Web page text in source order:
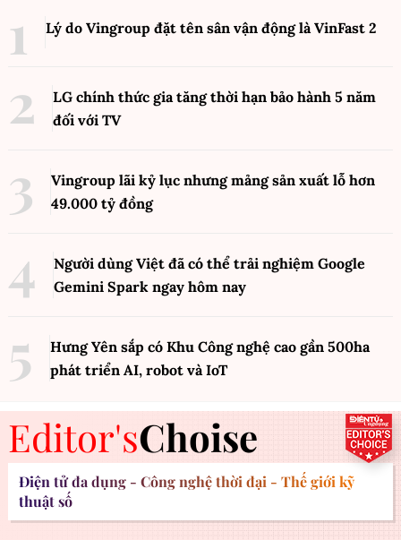
Lý do Vingroup đặt tên sân vận động là VinFast 2
LG chính thức gia tăng thời hạn bảo hành 5 năm
đối với TV
Vingroup lãi kỷ lục nhưng mảng sản xuất lỗ hơn
49.000 tỷ đồng
Người dùng Việt đã có thể trải nghiệm Google
Gemini Spark ngay hôm nay
Hưng Yên sắp có Khu Công nghệ cao gần 500ha
phát triển AI, robot và IoT
Editor'sChoise
Điện tử đa dụng - Công nghệ thời đại - Thế giới kỹ
thuật số